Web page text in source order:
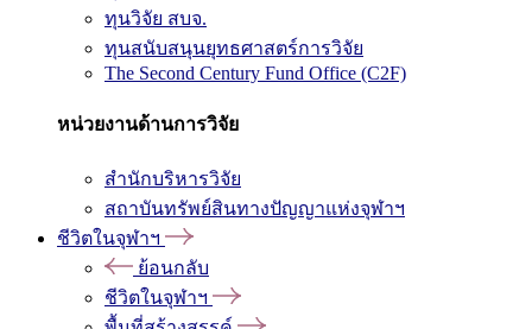
ทุนวิจัย สบจ.
ทุนสนับสนุนยุทธศาสตร์การวิจัย
The Second Century Fund Office (C2F)
หน่วยงานด้านการวิจัย
สำนักบริหารวิจัย
สถาบันทรัพย์สินทางปัญญาแห่งจุฬาฯ
ชีวิตในจุฬาฯ
ย้อนกลับ
ชีวิตในจุฬาฯ